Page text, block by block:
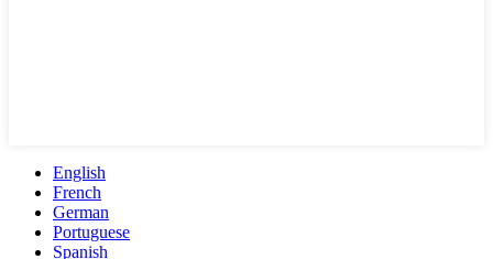
English
French
German
Portuguese
Spanish